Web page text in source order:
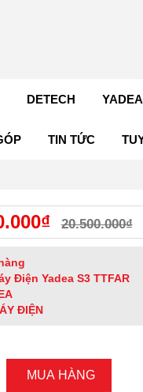
DETECH YADEA
TIN TỨC
20.500.000₫
Điện Yadea S3 TTFAR
ĐIỆN
MUA HÀNG